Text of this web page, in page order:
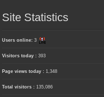
Site Statistics
Users online:3
Visitors today :393
Page views today : 1,348
Total visitors : 135,086